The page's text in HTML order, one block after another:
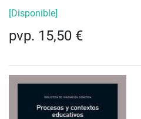
[Disponible]
pvp. 15,50 €